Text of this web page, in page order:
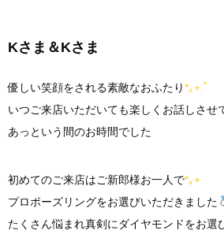
Kさま＆Kさま
優しい笑顔をされる素敵なおふたり*｡+.ﾟ
いつご来店いただいても楽しくお話しさせ
あっという間のお時間でした
初めてのご来店はご新郎様お一人で*｡+
プロポーズリングをお選びいただきました
たくさん悩まれ真剣にダイヤモンドをお選